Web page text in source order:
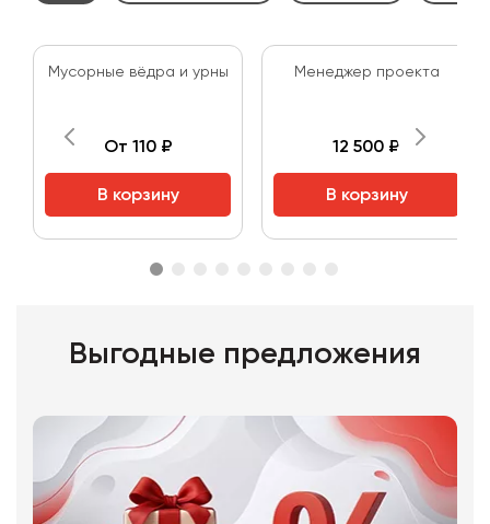
Мусорные вёдра и урны
От 110 ₽
В корзину
Менеджер проекта
12 500 ₽
В корзину
Выгодные предложения